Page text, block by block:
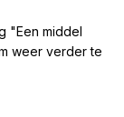
"Een middel
weer verder te